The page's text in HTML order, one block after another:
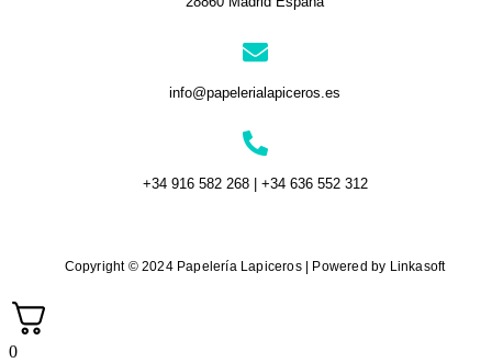
info@papelerialapiceros.es
+34 916 582 268 | +34 636 552 312
Copyright © 2024 Papelería Lapiceros | Powered by Linkasoft
0